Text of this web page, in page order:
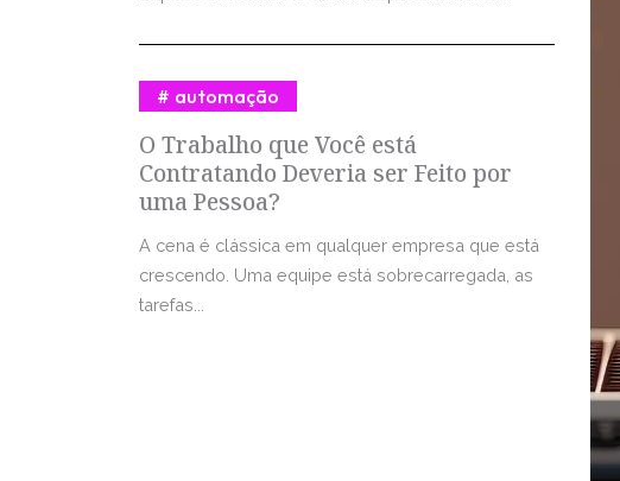
O Trabalho que Você está
Contratando Deveria ser Feito por
uma Pessoa?
automação
A cena é clássica em qualquer empresa que está
crescendo. Uma equipe está sobrecarregada, as
tarefas...